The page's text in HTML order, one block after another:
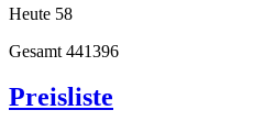
Heute 58
Gesamt 441396
Preisliste